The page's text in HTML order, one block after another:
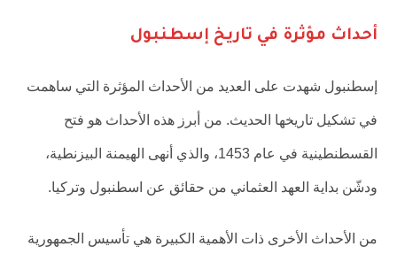
أحداث مؤثرة في تاريخ إسطنبول
إسطنبول شهدت على العديد من الأحداث المؤثرة التي ساهمت
في تشكيل تاريخها الحديث. من أبرز هذه الأحداث هو فتح
القسطنطينية في عام 1453، والذي أنهى الهيمنة البيزنطية،
ودشّن بداية العهد العثماني من حقائق عن اسطنبول وتركيا.
من الأحداث الأخرى ذات الأهمية الكبيرة هي تأسيس الجمهورية